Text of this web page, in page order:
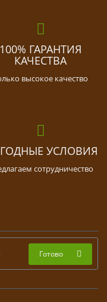
100% ГАРАНТИЯ
КАЧЕСТВА
высокое качество
УСЛОВИЯ
сотрудничество
Готово